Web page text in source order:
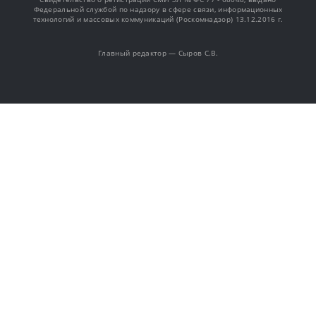
Федеральной службой по надзору в сфере связи, информационных
технологий и массовых коммуникаций (Роскомнадзор) 13.12.2016 г.
Главный редактор — Сыров С.В.